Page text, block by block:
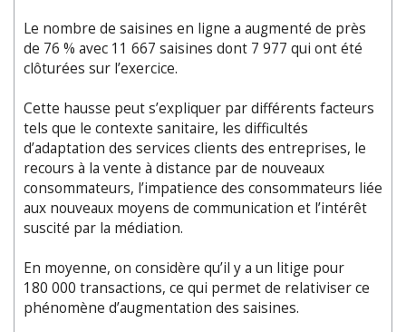
Le nombre de saisines en ligne a augmenté de près
de 76 % avec 11 667 saisines dont 7 977 qui ont été
clôturées sur l’exercice.
Cette hausse peut s’expliquer par différents facteurs
tels que le contexte sanitaire, les difficultés
d’adaptation des services clients des entreprises, le
recours à la vente à distance par de nouveaux
consommateurs, l’impatience des consommateurs liée
aux nouveaux moyens de communication et l’intérêt
suscité par la médiation.
En moyenne, on considère qu’il y a un litige pour
180 000 transactions, ce qui permet de relativiser ce
phénomène d’augmentation des saisines.